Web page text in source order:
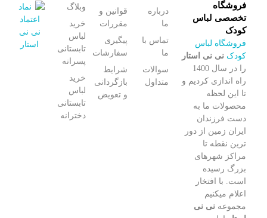
فروشگاه
تخصصی لباس
کودک
فروشگاه لباس
کودک نی نی استار
را در سال 1400
راه اندازی کردیم و
تا این لحظه
محصولات ما به
دست فرزندان
ایران زمین از دور
ترین نقطه تا
مراکز شهرهای
بزرگ رسیده
است. با افتخار
اعلام میکنیم
مجموعه نی نی
درباره
ما
تماس با
ما
سوالات
متداول
قوانین و
مقررات
پیگیری
سفارشات
شرایط
بازگردانی
و تعویض
وبلاگ
خرید
لباس
تابستانی
پسرانه
خرید
لباس
تابستانی
دخترانه